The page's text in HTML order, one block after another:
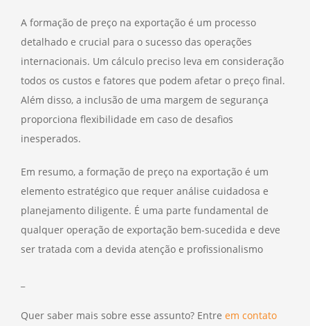
A formação de preço na exportação é um processo
detalhado e crucial para o sucesso das operações
internacionais. Um cálculo preciso leva em consideração
todos os custos e fatores que podem afetar o preço final.
Além disso, a inclusão de uma margem de segurança
proporciona flexibilidade em caso de desafios
inesperados.
Em resumo, a formação de preço na exportação é um
elemento estratégico que requer análise cuidadosa e
planejamento diligente. É uma parte fundamental de
qualquer operação de exportação bem-sucedida e deve
ser tratada com a devida atenção e profissionalismo
Quer saber mais sobre esse assunto? Entre em contato